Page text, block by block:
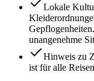
Lokale
unangenehme
Hinweis zu
ist für alle